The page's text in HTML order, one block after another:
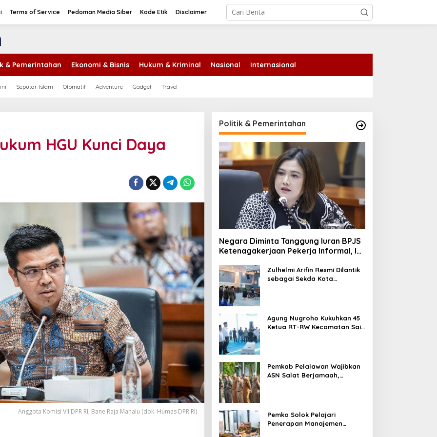
Terms of Service Pedoman Media Siber Kode Etik Disclaimer
& Pemerintahan Ekonomi & Bisnis Hukum & Kriminal Nasional Internasional
Seputar Islam Otomatif Adventure Gadget Travel
HGU Kunci Daya
Anggota Komisi VII DPR RI, Bane Raja Manalu (dok. Humas DPR RI)
Politik & Pemerintahan
Negara Diminta Tanggung Iuran BPJS
Ketenagakerjaan Pekerja Informal, Ini
Zulhelmi Arifin Resmi Dilantik
sebagai Sekda Kota
Agung Nugroho Kukuhkan 45
Ketua RT-RW Kecamatan Sail,
Pemkab Pelalawan Wajibkan
ASN Salat Berjamaah,
Pemko Solok Pelajari
Penerapan Manajemen